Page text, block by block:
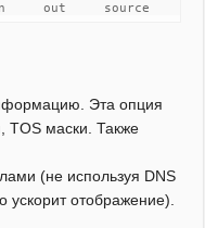
out     source
Эта опция
TOS маски. Также
(не используя DNS
отображение).